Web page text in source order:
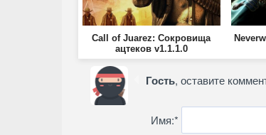
Call of Juarez: Cокровища
ацтеков v1.1.1.0
Гость, оставите
Имя:*